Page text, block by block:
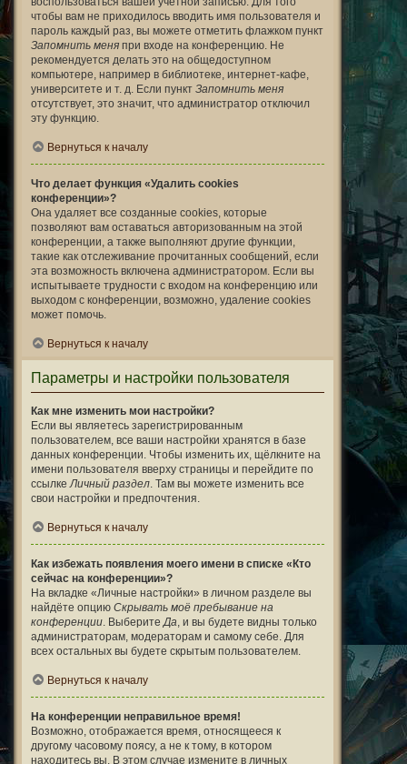
чтобы вам не приходилось вводить имя пользователя и
пароль каждый раз, вы можете отметить флажком пункт
Запомнить меня при входе на конференцию. Не
рекомендуется делать это на общедоступном
компьютере, например в библиотеке, интернет-кафе,
университете и т. д. Если пункт Запомнить меня
отсутствует, это значит, что администратор отключил
эту функцию.
Вернуться к началу
Что делает функция «Удалить cookies
конференции»?
Она удаляет все созданные cookies, которые
позволяют вам оставаться авторизованным на этой
конференции, а также выполняют другие функции,
такие как отслеживание прочитанных сообщений, если
эта возможность включена администратором. Если вы
испытываете трудности с входом на конференцию или
выходом с конференции, возможно, удаление cookies
может помочь.
Вернуться к началу
Параметры и настройки пользователя
Как мне изменить мои настройки?
Если вы являетесь зарегистрированным
пользователем, все ваши настройки хранятся в базе
данных конференции. Чтобы изменить их, щёлкните на
имени пользователя вверху страницы и перейдите по
ссылкеЛичный раздел. Там вы можете изменить все
свои настройки и предпочтения.
Вернуться к началу
Как избежать появления моего имени в списке «Кто
сейчас на конференции»?
На вкладке «Личные настройки» в личном разделе вы
найдёте опцию Скрывать моё пребывание на
конференции. ВыберитеДа, и вы будете видны только
администраторам, модераторам и самому себе. Для
всех остальных вы будете скрытым пользователем.
Вернуться к началу
На конференции неправильное время!
Возможно, отображается время, относящееся к
другому часовому поясу, а не к тому, в котором
находитесь вы. В этом случае измените в личных